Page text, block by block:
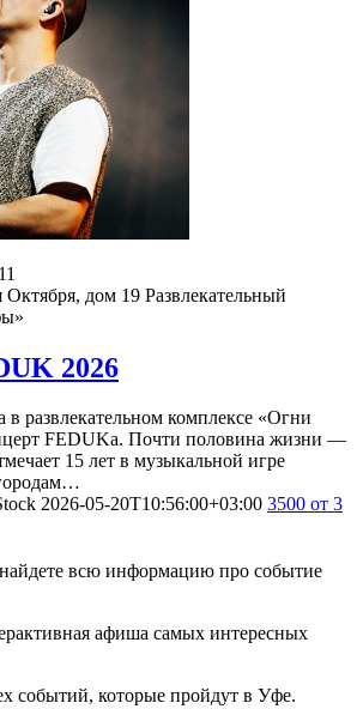
Октября, дом 19 Развлекательный
2026
в развлекательном комплексе «Огни
FEDUKа. Почти половина жизни —
15 лет в музыкальной игре
2026-05-20T10:56:00+03:00 3500 от 3
всю информацию про событие
афиша самых интересных
событий, которые пройдут в Уфе.